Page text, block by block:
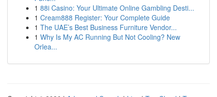
1 88i Casino: Your Ultimate Online Gambling Desti...
1 Cream888 Register: Your Complete Guide
1 The UAE’s Best Business Furniture Vendor...
1 Why Is My AC Running But Not Cooling? New
Orlea...